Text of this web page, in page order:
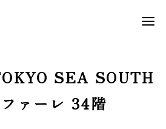
SEA SOUTH
ァーレ 34階